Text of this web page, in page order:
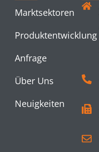
Marktsektoren
Produktentwicklung
Anfrage
Über Uns
Neuigkeiten